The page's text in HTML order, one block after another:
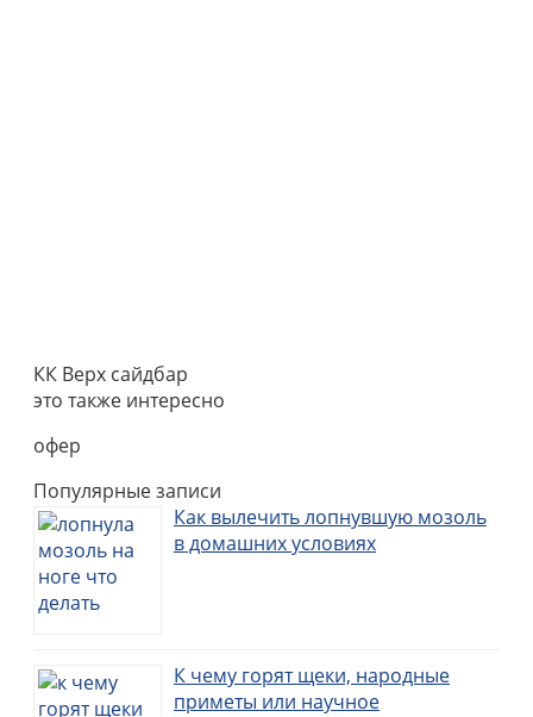
КК Верх сайдбар
это также интересно
офер
Популярные записи
Как вылечить лопнувшую мозоль
в домашних условиях
К чему горят щеки, народные
приметы или научное